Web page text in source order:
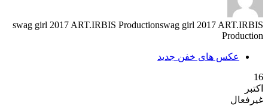
swag girl 2017 ART.IRBIS Productionswag girl 2017 ART.IRBIS
Production
عکس های خفن جدید
16
اکتبر
غیرفعال